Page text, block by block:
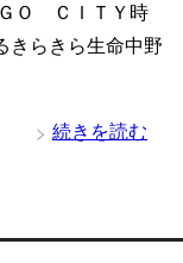
Ｏ ＣＩＴＹ時
らきら生命中野
続きを読む